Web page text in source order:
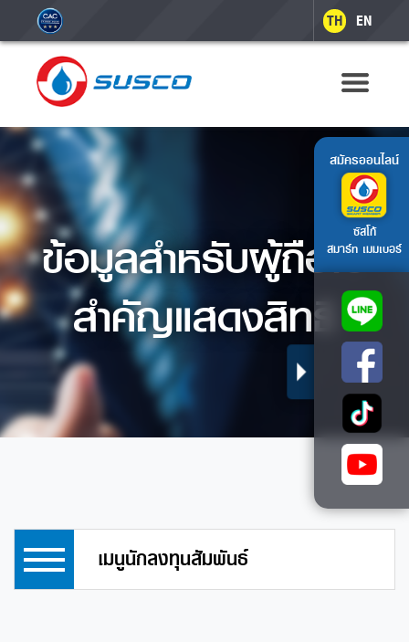
TH EN
ข้อมูลสำหรับผู้ถือใบ
สำคัญแสดงสิทธิ
สมัครออนไลน์
ซัสโก้
สมาร์ท เมมเบอร์
เมนูนักลงทุนสัมพันธ์